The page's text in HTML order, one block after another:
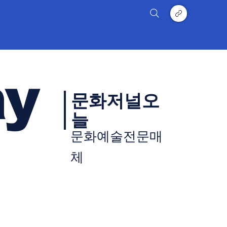
문화저널오
늘
문화예술전문매
체